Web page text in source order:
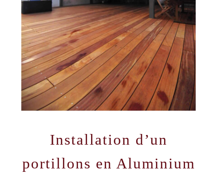
Installation d’un
portillons en Aluminium